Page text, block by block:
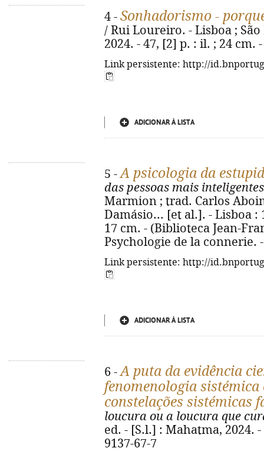
4 - Sonhadorismo -
/ Rui Loureiro. - Lisboa ;
2024. - 47, [2] p. : il. ; 24 cm.
Link persistente: http://
ADICIONAR À LISTA
5 -A psicologia da
das pessoas mais
Marmion ; trad. Carlos
Damásio... [et al.]. - Lisboa :
17 cm. - (Biblioteca Jean-
Psychologie de la connerie. -
Link persistente: http://
ADICIONAR À LISTA
6 -A puta da evidência
fenomenologia sistémica
constelações sistémicas
loucura ou a loucura que
ed. - [S.l.] : Mahatma, 2024. -
9137-67-7